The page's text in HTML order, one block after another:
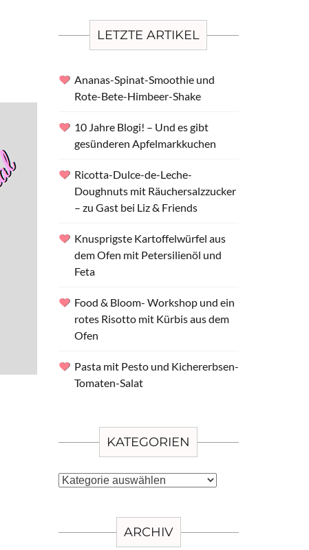
LETZTE ARTIKEL
Ananas-Spinat-Smoothie und
Rote-Bete-Himbeer-Shake
10 Jahre Blogi! – Und es gibt
gesünderen Apfelmarkkuchen
Ricotta-Dulce-de-Leche-
Doughnuts mit Räuchersalzzucker
– zu Gast bei Liz & Friends
Knusprigste Kartoffelwürfel aus
dem Ofen mit Petersilienöl und
Feta
Food & Bloom- Workshop und ein
rotes Risotto mit Kürbis aus dem
Ofen
Pasta mit Pesto und Kichererbsen-
Tomaten-Salat
KATEGORIEN
Kategorien
ARCHIV